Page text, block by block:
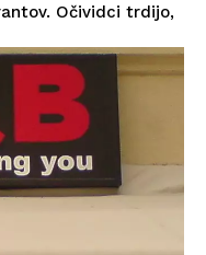
Očividci trdijo,